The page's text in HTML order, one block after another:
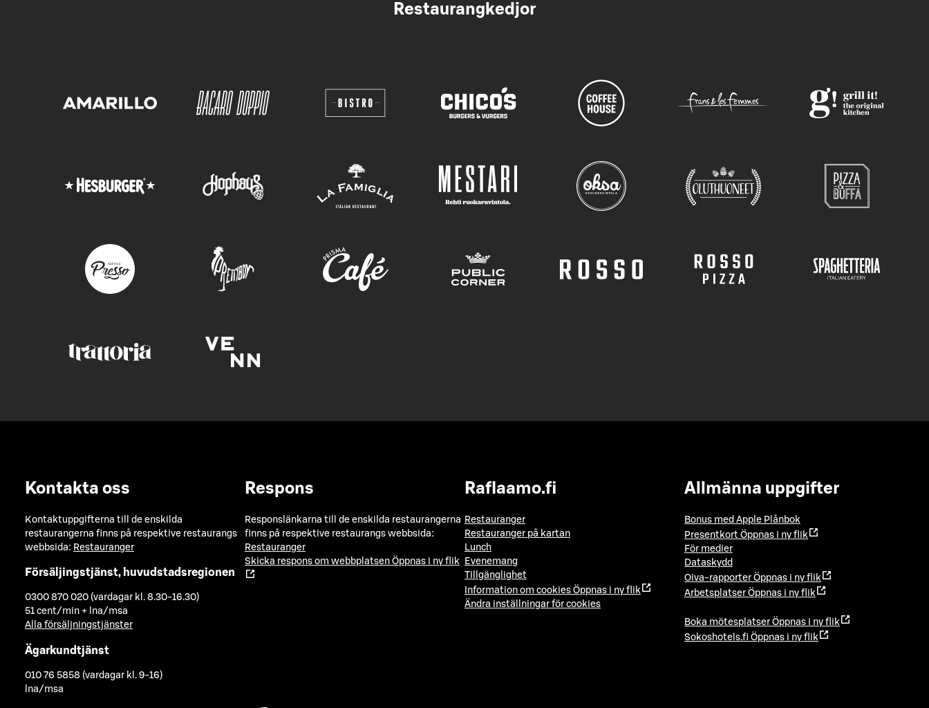
Restaurangkedjor
Kontakta oss
Kontaktuppgifterna till de enskilda
restaurangerna finns på respektive restaurangs
webbsida: Restauranger
Försäljingstjänst, huvudstadsregionen
0300 870 020 (vardagar kl. 8.30-16.30)
51 cent/min + lna/msa
Alla försäljningstjänster
Ägarkundtjänst
010 76 5858 (vardagar kl. 9-16)
lna/msa
Respons
Responslänkarna till de enskilda restaurangerna
finns på respektive restaurangs webbsida:
Restauranger
Skicka respons om webbplatsen Öppnas i ny flik
Raflaamo.fi
Restauranger
Restauranger på kartan
Lunch
Evenemang
Tillgänglighet
Information om cookies Öppnas i ny flik
Ändra inställningar för cookies
Allmänna uppgifter
Bonus med Apple Plånbok
Presentkort Öppnas i ny flik
För medier
Dataskydd
Oiva-rapporter Öppnas i ny flik
Arbetsplatser Öppnas i ny flik
Boka mötesplatser Öppnas i ny flik
Sokoshotels.fi Öppnas i ny flik